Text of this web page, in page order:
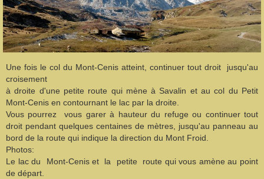
Une fois le col du Mont-Cenis atteint, continuer tout droit jusqu'au
croisement
à droite d'une petite route qui mène à Savalin et au col du Petit
Mont-Cenis en contournant le lac par la droite.
Vous pourrez vous garer à hauteur du refuge ou continuer tout
droit pendant quelques centaines de mètres, jusqu'au panneau au
bord de la route qui indique la direction du Mont Froid.
Photos:
Le lac du Mont-Cenis et la petite route qui vous amène au point
de départ.